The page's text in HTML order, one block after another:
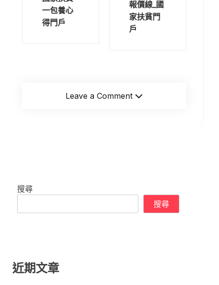
一包養心
得門戶
報價線_國
家扶貧門
戶
Leave a Comment
搜尋
搜尋
近期文章